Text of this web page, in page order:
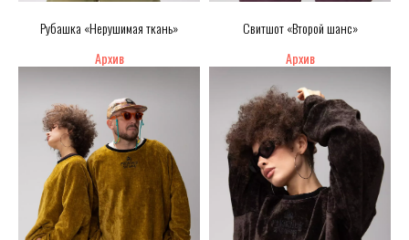
Рубашка «Нерушимая ткань» Свитшот «Второй шанс»